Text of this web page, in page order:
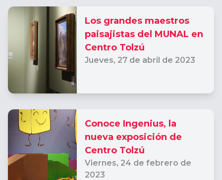
Los grandes maestros
paisajistas del MUNAL en
Centro Tolzú
Jueves, 27 de abril de 2023
Conoce Ingenius, la
nueva exposición de
Centro Tolzú
Viernes, 24 de febrero de
2023